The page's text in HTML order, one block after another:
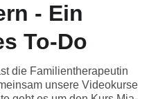
- Ein
To-Do
die Familientherapeutin
unsere Videokurse